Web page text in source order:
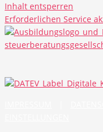
Inhalt entsperren
Erforderlichen Service